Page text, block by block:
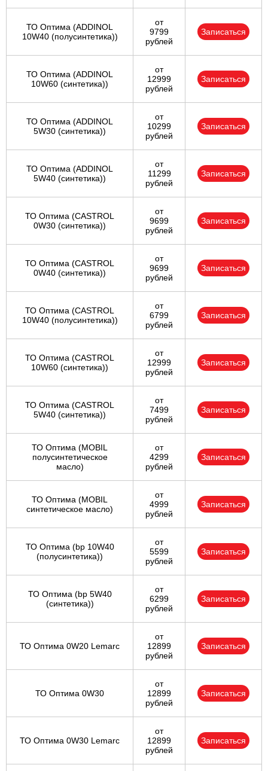
ТО Оптима (ADDINOL
10W40 (полусинтетика))
от
9799
рублей
Записаться
ТО Оптима (ADDINOL
10W60 (синтетика))
от
12999
рублей
Записаться
ТО Оптима (ADDINOL
5W30 (синтетика))
от
10299
рублей
Записаться
ТО Оптима (ADDINOL
5W40 (синтетика))
от
11299
рублей
Записаться
ТО Оптима (CASTROL
0W30 (синтетика))
от
9699
рублей
Записаться
ТО Оптима (CASTROL
0W40 (синтетика))
от
9699
рублей
Записаться
ТО Оптима (CASTROL
10W40 (полусинтетика))
от
6799
рублей
Записаться
ТО Оптима (CASTROL
10W60 (синтетика))
от
12999
рублей
Записаться
ТО Оптима (CASTROL
5W40 (синтетика))
от
7499
рублей
Записаться
ТО Оптима (MOBIL
полусинтетическое
масло)
от
4299
рублей
Записаться
ТО Оптима (MOBIL
синтетическое масло)
от
4999
рублей
Записаться
ТО Оптима (bp 10W40
(полусинтетика))
от
5599
рублей
Записаться
ТО Оптима (bp 5W40
(синтетика))
от
6299
рублей
Записаться
ТО Оптима 0W20 Lemarc
от
12899
рублей
Записаться
ТО Оптима 0W30
от
12899
рублей
Записаться
ТО Оптима 0W30 Lemarc
от
12899
рублей
Записаться